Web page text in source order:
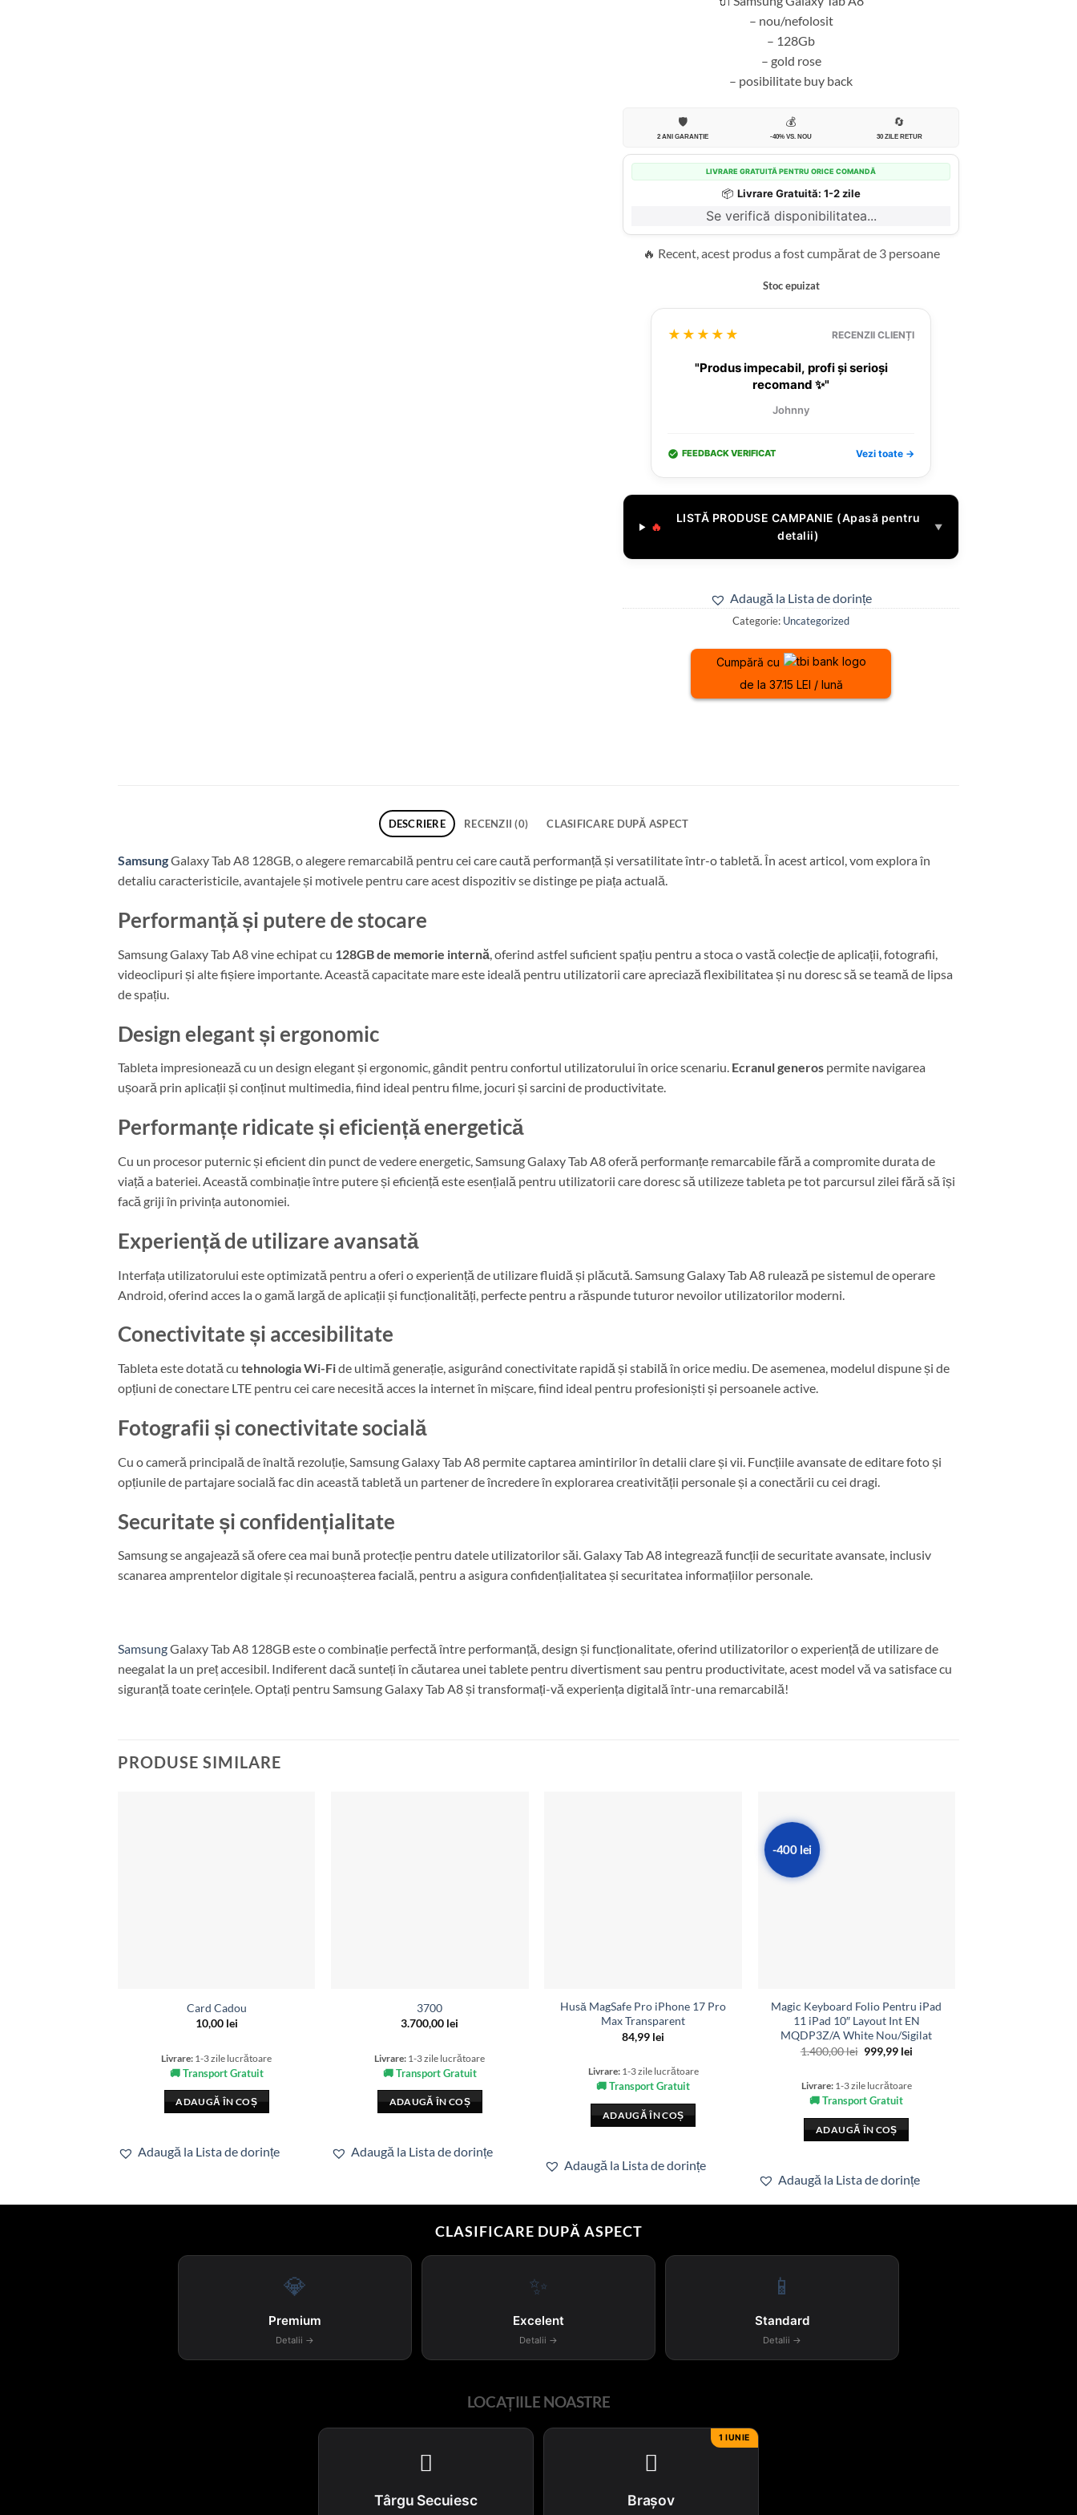
– nou/nefolosit
– 128Gb
– gold rose
– posibilitate buy back
🛡️
2 ANI GARANȚIE
💰
-40% VS. NOU
🔄
30 ZILE RETUR
LIVRARE GRATUITĂ PENTRU ORICE COMANDĂ
📦 Livrare Gratuită: 1-2 zile
Se verifică disponibilitatea...
🔥 Recent, acest produs a fost cumpărat de 3 persoane
Stoc epuizat
★★★★★ RECENZII CLIENȚI
"Produs impecabil, profi și serioși
recomand ✨"
Johnny
FEEDBACK VERIFICAT Vezi toate →
🔥
LISTĂ PRODUSE CAMPANIE (Apasă pentru
detalii)
▼
Adaugă la Lista de dorințe
Categorie: Uncategorized
Cumpără cu
de la 37.15 LEI / lună
DESCRIERE RECENZII (0) CLASIFICARE DUPĂ ASPECT
SamsungGalaxy Tab A8 128GB, o alegere remarcabilă pentru cei care caută performanță și versatilitate într-o tabletă. În acest articol, vom explora în
detaliu caracteristicile, avantajele și motivele pentru care acest dispozitiv se distinge pe piața actuală.
Performanță și putere de stocare
Samsung Galaxy Tab A8 vine echipat cu 128GB de memorie internă , oferind astfel suficient spațiu pentru a stoca o vastă colecție de aplicații, fotografii,
videoclipuri și alte fișiere importante. Această capacitate mare este ideală pentru utilizatorii care apreciază flexibilitatea și nu doresc să se teamă de lipsa
de spațiu.
Design elegant și ergonomic
Tableta impresionează cu un design elegant și ergonomic, gândit pentru confortul utilizatorului în orice scenariu. Ecranul generos permite navigarea
ușoară prin aplicații și conținut multimedia, fiind ideal pentru filme, jocuri și sarcini de productivitate.
Performanțe ridicate și eficiență energetică
Cu un procesor puternic și eficient din punct de vedere energetic, Samsung Galaxy Tab A8 oferă performanțe remarcabile fără a compromite durata de
viață a bateriei. Această combinație între putere și eficiență este esențială pentru utilizatorii care doresc să utilizeze tableta pe tot parcursul zilei fără să își
facă griji în privința autonomiei.
Experiență de utilizare avansată
Interfața utilizatorului este optimizată pentru a oferi o experiență de utilizare fluidă și plăcută. Samsung Galaxy Tab A8 rulează pe sistemul de operare
Android, oferind acces la o gamă largă de aplicații și funcționalități, perfecte pentru a răspunde tuturor nevoilor utilizatorilor moderni.
Conectivitate și accesibilitate
Tableta este dotată cu tehnologia Wi-Fide ultimă generație, asigurând conectivitate rapidă și stabilă în orice mediu. De asemenea, modelul dispune și de
opțiuni de conectare LTE pentru cei care necesită acces la internet în mișcare, fiind ideal pentru profesioniști și persoanele active.
Fotografii și conectivitate socială
Cu o cameră principală de înaltă rezoluție, Samsung Galaxy Tab A8 permite captarea amintirilor în detalii clare și vii. Funcțiile avansate de editare foto și
opțiunile de partajare socială fac din această tabletă un partener de încredere în explorarea creativității personale și a conectării cu cei dragi.
Securitate și confidențialitate
Samsung se angajează să ofere cea mai bună protecție pentru datele utilizatorilor săi. Galaxy Tab A8 integrează funcții de securitate avansate, inclusiv
scanarea amprentelor digitale și recunoașterea facială, pentru a asigura confidențialitatea și securitatea informațiilor personale.
SamsungGalaxy Tab A8 128GB este o combinație perfectă între performanță, design și funcționalitate, oferind utilizatorilor o experiență de utilizare de
neegalat la un preț accesibil. Indiferent dacă sunteți în căutarea unei tablete pentru divertisment sau pentru productivitate, acest model vă va satisface cu
siguranță toate cerințele. Optați pentru Samsung Galaxy Tab A8 și transformați-vă experiența digitală într-una remarcabilă!
PRODUSE SIMILARE
Card Cadou
10,00 lei
Livrare: 1-3 zile lucrătoare
🚚 Transport Gratuit
ADAUGĂ ÎN COȘ
Adaugă la Lista de dorințe
3700
3.700,00 lei
Livrare: 1-3 zile lucrătoare
🚚 Transport Gratuit
ADAUGĂ ÎN COȘ
Adaugă la Lista de dorințe
Husă MagSafe Pro iPhone 17 Pro
Max Transparent
84,99 lei
Livrare:1-3 zile lucrătoare
🚚 Transport Gratuit
ADAUGĂ ÎN COȘ
Adaugă la Lista de dorințe
-400 lei
Magic Keyboard Folio Pentru iPad
11 iPad 10″ Layout Int EN
MQDP3Z/A White Nou/Sigilat
1.400,00lei Prețul
inițial
fost:
1.400,00 lei.
999,99 lei
Livrare:1-3 zile lucrătoare
🚚 Transport Gratuit
ADAUGĂ ÎN COȘ
Adaugă la Lista de dorințe
CLASIFICARE DUPĂ ASPECT
💎
Premium
Detalii →
✨
Excelent
Detalii →
📱
Standard
Detalii →
LOCAȚIILE NOASTRE

Târgu Secuiesc
1 IUNIE

Brașov